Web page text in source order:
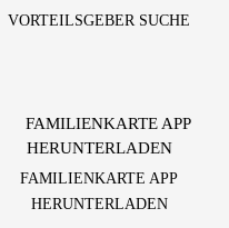
VORTEILSGEBER SUCHE
FAMILIENKARTE APP
HERUNTERLADEN